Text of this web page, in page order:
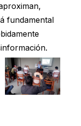
fundamental